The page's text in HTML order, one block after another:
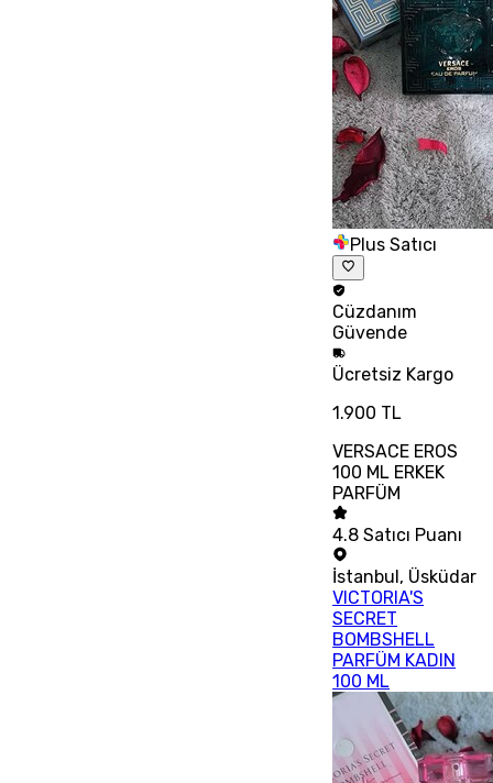
Plus Satıcı
Cüzdanım
Güvende
Ücretsiz Kargo
1.900 TL
VERSACE EROS
100 ML ERKEK
PARFÜM
4.8 Satıcı Puanı
İstanbul, Üsküdar
VICTORIA'S
SECRET
BOMBSHELL
PARFÜM KADIN
100 ML